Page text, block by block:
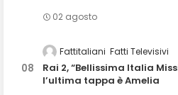
02 agosto
Fattitaliani Fatti Televisivi
Rai 2, “Bellissima Italia
l’ultima tappa è Amelia